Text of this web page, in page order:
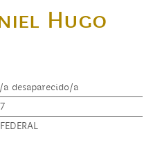
Hugo
desaparecido/a